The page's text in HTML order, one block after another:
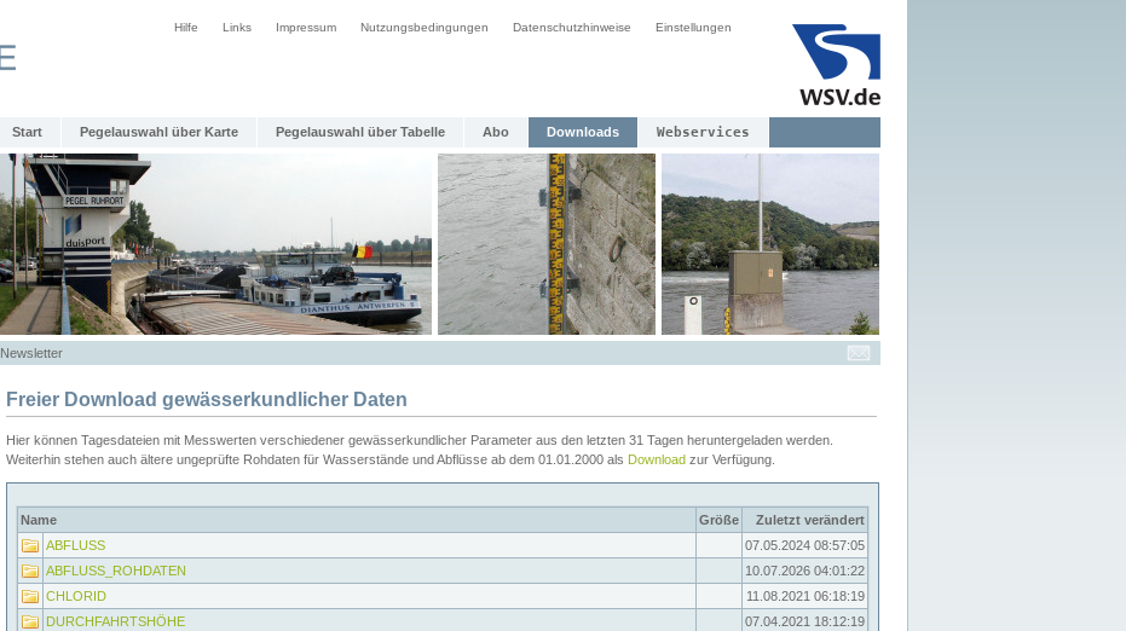
Hilfe Links Impressum Nutzungsbedingungen Datenschutzhinweise Einstellungen
Start Pegelauswahl über Karte Pegelauswahl über Tabelle Abo Downloads Webservices
Newsletter
Freier Download gewässerkundlicher Daten
Hier können Tagesdateien mit Messwerten verschiedener gewässerkundlicher Parameter aus den letzten 31 Tagen heruntergeladen werden.
Weiterhin stehen auch ältere ungeprüfte Rohdaten für Wasserstände und Abflüsse ab dem 01.01.2000 als Download zur Verfügung.
Name Größe
Zuletzt verändert
ABFLUSS
07.05.2024 08:57:05
ABFLUSS_ROHDATEN
10.07.2026 04:01:22
CHLORID
11.08.2021 06:18:19
DURCHFAHRTSHÖHE
07.04.2021 18:12:19